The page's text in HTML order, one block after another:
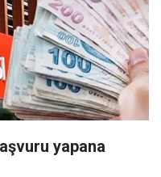
yapana